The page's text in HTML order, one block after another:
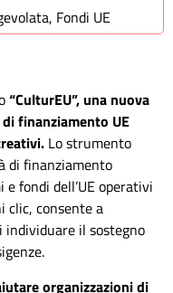
, Fondi UE
“CulturEU”, una nuova
finanziamento UE
Lo strumento
di finanziamento
fondi dell’UE operativi
clic, consente a
individuare il sostegno
organizzazioni di